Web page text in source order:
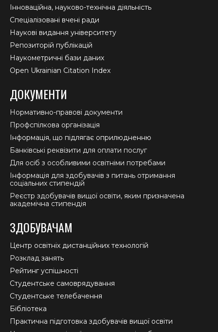
Інноваційна, науково-технічна діяльність
Спеціалізовані вчені ради
Наукові видання університету
Репозиторій публікацій
Наукометричні бази даних
Open Ukrainian Citation Index
ДОКУМЕНТИ
Нормативно-правові документи
Профспілкова організація
Інформація, що підлягає оприлюдненню
Банківські реквізити для оплати послуг
Для осіб з особливими освітніми потребами
Інформація для здобувачів з питань отримання
соціальних стипендій
Реєстр здобувачів вищої освіти, яким призначена
академічна стипендія
ЗДОБУВАЧАМ
Центр освітніх дистанційних технологій
Розклад занять
Рейтинг успішності
Студентське самоврядування
Студентське телебачення
Бібліотека
Практична підготовка здобувачів вищої освіти